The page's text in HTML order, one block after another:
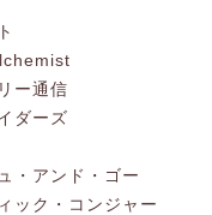
ー通信
ダーズ
・アンド・ゴー
ック・コンジャー